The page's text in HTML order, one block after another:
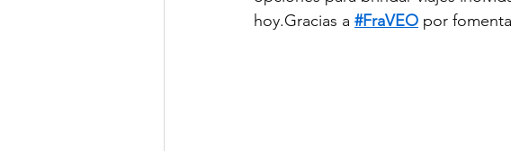
hoy.Gracias a #FraVEO por